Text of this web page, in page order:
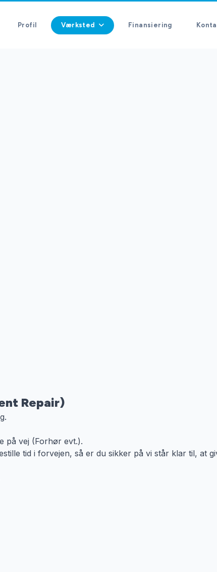
Profil Værksted Finansiering
Repair)
på vej (Forhør evt.).
tid i forvejen, så er du sikker på vi står klar til, at